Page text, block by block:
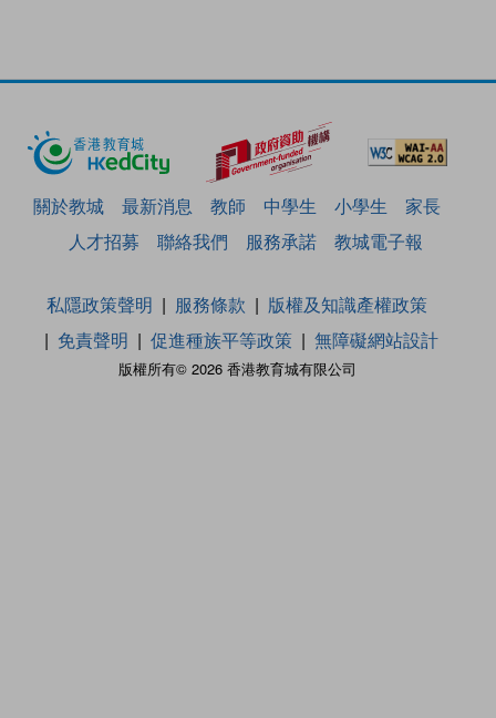
關於教城 最新消息 教師 中學生 小學生
家長
人才招募
聯絡我們 服務承諾 教城電子報
版權所有© 2026 香港教育城有限公司
私隱政策聲明 服務條款
版權及知識產權政策
免責聲明
促進種族平等政策 無障礙網站設計